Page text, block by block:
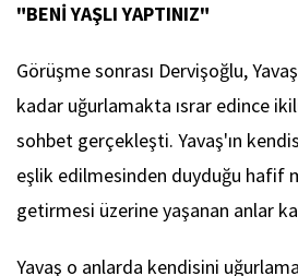
"BENİ YAŞLI YAPTINIZ"
Görüşme sonrası Dervişoğlu,
kadar uğurlamakta ısrar edince
sohbet gerçekleşti. Yavaş'ın
eşlik edilmesinden duyduğu hafif
getirmesi üzerine yaşanan anlar
Yavaş o anlarda kendisini